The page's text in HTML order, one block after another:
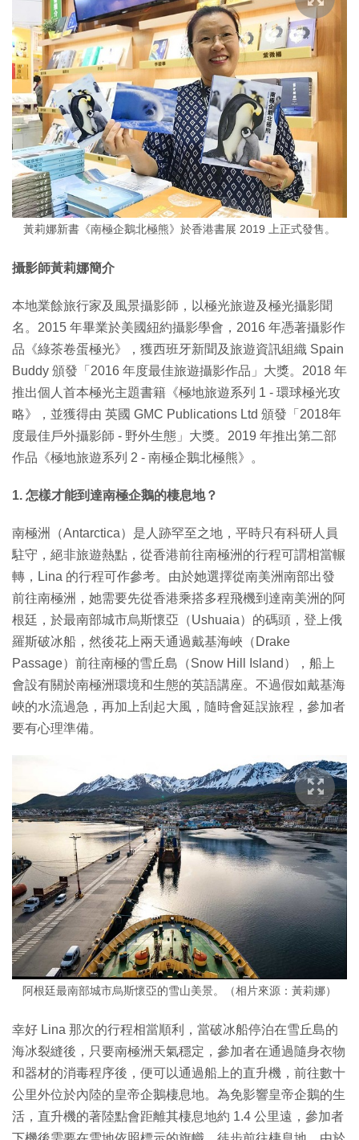
黃莉娜新書《南極企鵝北極熊》於香港書展 2019 上正式發售。
攝影師黃莉娜簡介
本地業餘旅行家及風景攝影師，以極光旅遊及極光攝影聞
名。2015 年畢業於美國紐約攝影學會，2016 年憑著攝影作
品《綠茶卷蛋極光》，獲西班牙新聞及旅遊資訊組織 Spain
Buddy 頒發「2016 年度最佳旅遊攝影作品」大獎。2018 年
推出個人首本極光主題書籍《極地旅遊系列 1 - 環球極光攻
略》，並獲得由 英國 GMC Publications Ltd 頒發「2018年
度最佳戶外攝影師 - 野外生態」大獎。2019 年推出第二部
作品《極地旅遊系列 2 - 南極企鵝北極熊》。
1. 怎樣才能到達南極企鵝的棲息地？
南極洲（Antarctica）是人跡罕至之地，平時只有科研人員
駐守，絕非旅遊熱點，從香港前往南極洲的行程可謂相當輾
轉，Lina 的行程可作參考。由於她選擇從南美洲南部出發
前往南極洲，她需要先從香港乘搭多程飛機到達南美洲的阿
根廷，於最南部城市烏斯懷亞（Ushuaia）的碼頭，登上俄
羅斯破冰船，然後花上兩天通過戴基海峽（Drake
Passage）前往南極的雪丘島（Snow Hill Island），船上
會設有關於南極洲環境和生態的英語講座。不過假如戴基海
峽的水流過急，再加上刮起大風，隨時會延誤旅程，參加者
要有心理準備。
阿根廷最南部城市烏斯懷亞的雪山美景。（相片來源：黃莉娜）
幸好 Lina 那次的行程相當順利，當破冰船停泊在雪丘島的
海冰裂縫後，只要南極洲天氣穩定，參加者在通過隨身衣物
和器材的消毒程序後，便可以通過船上的直升機，前往數十
公里外位於內陸的皇帝企鵝棲息地。為免影響皇帝企鵝的生
活，直升機的著陸點會距離其棲息地約 1.4 公里遠，參加者